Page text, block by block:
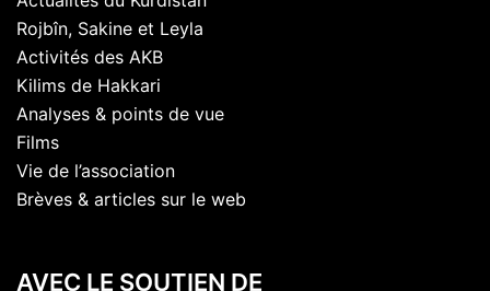
Rojbîn, Sakine et Leyla
Activités des AKB
Kilims de Hakkari
Analyses & points de vue
Films
Vie de l’association
Brèves & articles sur le web
AVEC LE SOUTIEN DE